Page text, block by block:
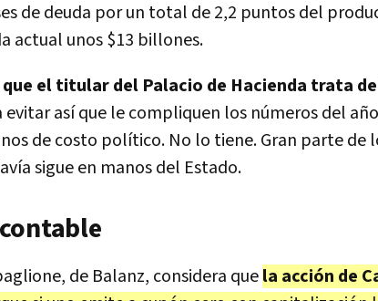
de deuda por un total de 2,2 puntos del
actual unos $13 billones.
que el titular del Palacio de Hacienda trata
así que le compliquen los números del
de costo político. No lo tiene. Gran parte de
sigue en manos del Estado.
de Balanz, considera quela acción de